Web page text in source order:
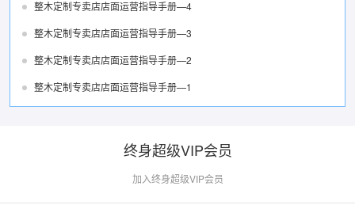
整木定制专卖店店面运营指导手册—4
整木定制专卖店店面运营指导手册—3
整木定制专卖店店面运营指导手册—2
整木定制专卖店店面运营指导手册—1
终身超级VIP会员
加入终身超级VIP会员